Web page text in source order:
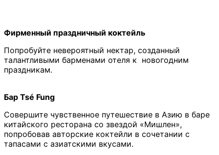
Фирменный праздничный коктейль
Попробуйте невероятный нектар, созданный
талантливыми барменами отеля к новогодним
праздникам.
Бар Tsé Fung
Совершите чувственное путешествие в Азию в баре
китайского ресторана со звездой «Мишлен»,
попробовав авторские коктейли в сочетании с
тапасами с азиатскими вкусами.